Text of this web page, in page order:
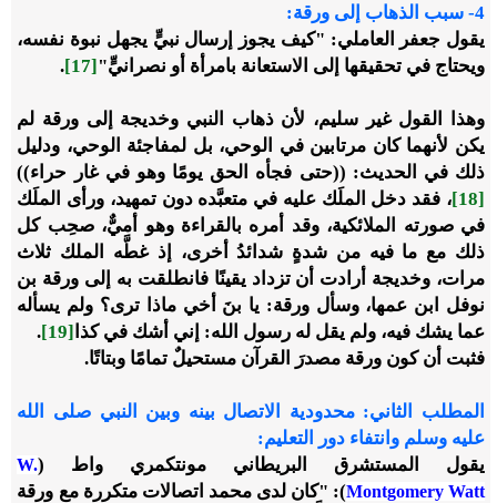
4- سبب الذهاب إلى ورقة:
يقول جعفر العاملي: "كيف يجوز إرسال نبيٍّ يجهل نبوة نفسه،
ويحتاج في تحقيقها إلى الاستعانة بامرأة أو نصرانيٍّ"[17]
.
وهذا القول غير سليم، لأن ذهاب النبي وخديجة إلى ورقة لم
يكن لأنهما كان مرتابين في الوحي، بل لمفاجئة الوحي، ودليل
ذلك في الحديث: ((حتى فجأه الحق يومًا وهو في غار حراء))
[18]
، فقد دخل الملَك عليه في متعبَّده دون تمهيد، ورأى الملَك
في صورته الملائكية، وقد أمره بالقراءة وهو أميٌّ، صحِب كل
ذلك مع ما فيه من شدةٍ شدائدُ أخرى، إذ غطَّه الملك ثلاث
مرات، وخديجة أرادت أن تزداد يقينًا فانطلقت به إلى ورقة بن
نوفل ابن عمها، وسأل ورقة: يا بنَ أخي ماذا ترى؟ ولم يسأله
عما يشك فيه، ولم يقل له رسول الله: إني أشك في كذا [19]
.
فثبت أن كون ورقة مصدرَ القرآن مستحيلٌ تمامًا وبتاتًا.
المطلب الثاني: محدودية الاتصال بينه وبين النبي صلى الله
عليه وسلم وانتفاء دور التعليم:
يقول المستشرق البريطاني مونتكمري واط (W.
Montgomery Watt): "كان لدى محمد اتصالات متكررة مع ورقة